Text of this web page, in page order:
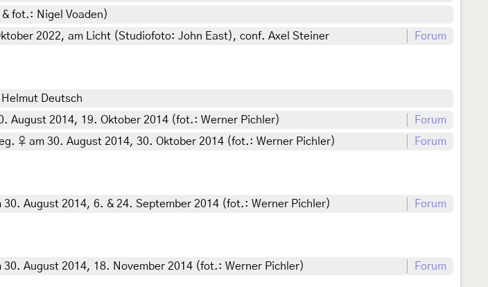
fot.: Nigel Voaden)
2022, am Licht (Studiofoto: John East), conf. Axel Steiner Forum
Deutsch
August 2014, 19. Oktober 2014 (fot.: Werner Pichler)
Forum
♀ am 30. August 2014, 30. Oktober 2014 (fot.: Werner Pichler) Forum
August 2014, 6. & 24. September 2014 (fot.: Werner Pichler) Forum
August 2014, 18. November 2014 (fot.: Werner Pichler) Forum